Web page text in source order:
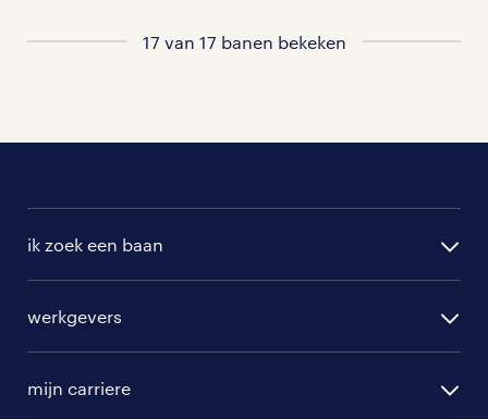
alle vacatures in schiedam of hier
17 van 17 banen bekeken
ik zoek een baan
randstad professional
werkgevers
mijn carriere